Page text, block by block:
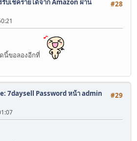
#28
นี้ขอลองอีกที่
#29
7daysell Password หน้า admin